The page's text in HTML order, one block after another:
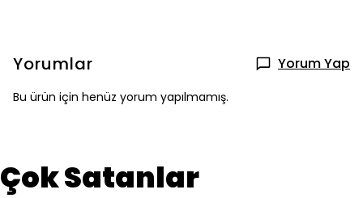
Yorumlar Yorum Yap
Bu ürün için henüz yorum yapılmamış.
Çok Satanlar